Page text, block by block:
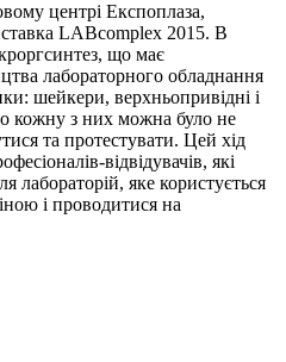
центрі Експоплаза,
LABcomplex 2015. В
що має
лабораторного обладнання
шейкери, верхньопривідні і
кожну з них можна було не
та протестувати. Цей хід
відвідувачів, які
лабораторій, яке користується
і проводитися на